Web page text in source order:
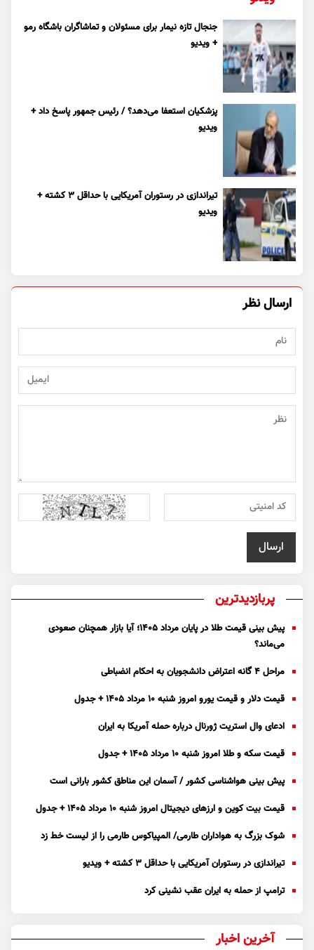
جنجال تازه نیمار برای مسئولان و تماشاگران باشگاه رمو
+ ویدیو
پزشکیان استعفا می‌دهد؟ / رئیس جمهور پاسخ داد +
ویدیو
تیراندازی در رستوران آمریکایی با حداقل ۳ کشته +
ویدیو
ارسال نظر
پربازدیدترین
پیش بینی قیمت طلا در پایان مرداد 1405؛ آیا بازار همچنان صعودی
می‌ماند؟
مراحل ۴ گانه اعتراض دانشجویان به احکام انضباطی
قیمت دلار و قیمت یورو امروز شنبه ۱۰ مرداد ۱۴۰۵ + جدول
ادعای وال استریت ژورنال درباره حمله آمریکا به ایران
قیمت سکه و طلا امروز شنبه ۱۰ مرداد ۱۴۰۵ + جدول
پیش بینی هواشناسی کشور / آسمان این مناطق کشور بارانی است
قیمت بیت کوین و ارز‌های دیجیتال امروز شنبه ۱۰ مرداد ۱۴۰۵ + جدول
شوک بزرگ به هواداران طارمی/ المپیاکوس طارمی را از لیست خط زد
تیراندازی در رستوران آمریکایی با حداقل ۳ کشته + ویدیو
ترامپ از حمله به ایران عقب نشینی کرد
آخرین اخبار